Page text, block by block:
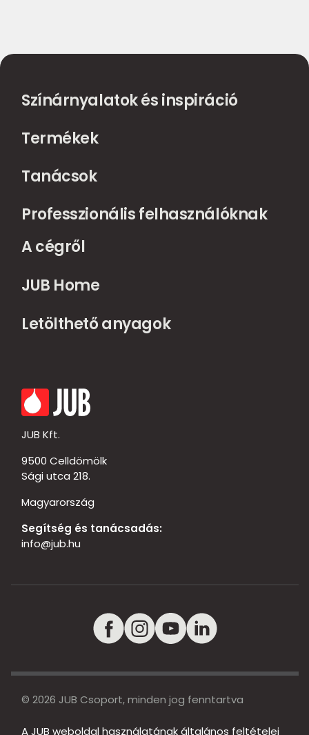
Színárnyalatok és inspiráció
Termékek
Tanácsok
Professzionális felhasználóknak
A cégről
JUB Home
Letölthető anyagok
JUB Kft.
9500 Celldömölk
Sági utca 218.
Magyarország
Segítség és tanácsadás:
info@jub.hu
© 2026 JUB Csoport, minden jog fenntartva
A JUB weboldal használatának általános feltételei